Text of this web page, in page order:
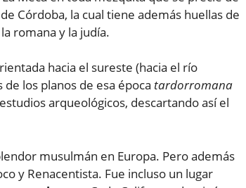
Córdoba, la cual tiene además huellas de
romana y la judía.
hacia el sureste (hacia el río
los planos de esa época tardorromana
arqueológicos, descartando así el
musulmán en Europa. Pero además
y Renacentista. Fue incluso un lugar